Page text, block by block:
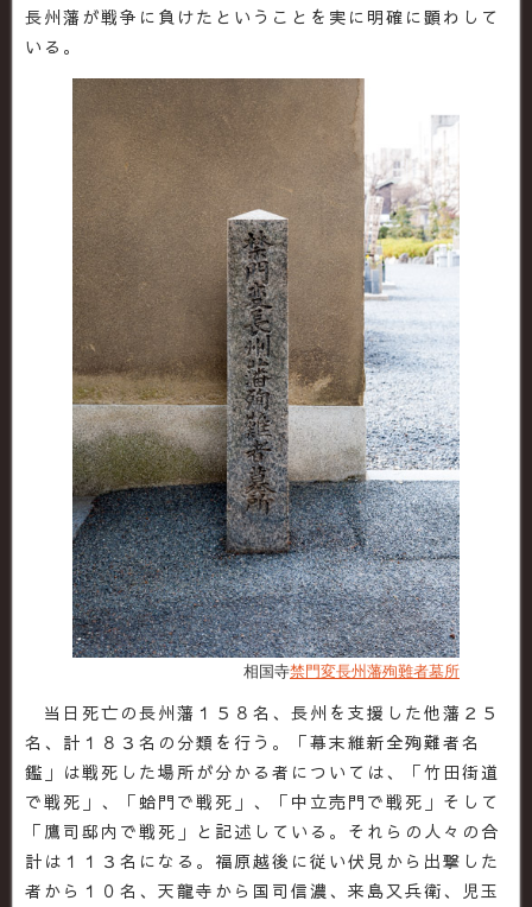
長州藩が戦争に負けたということを実に明確に顕わして
いる。
相国寺禁門変長州藩殉難者墓所
当日死亡の長州藩１５８名、長州を支援した他藩２５
名、計１８３名の分類を行う。「幕末維新全殉難者名
鑑」は戦死した場所が分かる者については、「竹田街道
で戦死」、「蛤門で戦死」、「中立売門で戦死」そして
「鷹司邸内で戦死」と記述している。それらの人々の合
計は１１３名になる。福原越後に従い伏見から出撃した
者から１０名、天龍寺から国司信濃、来島又兵衛、児玉